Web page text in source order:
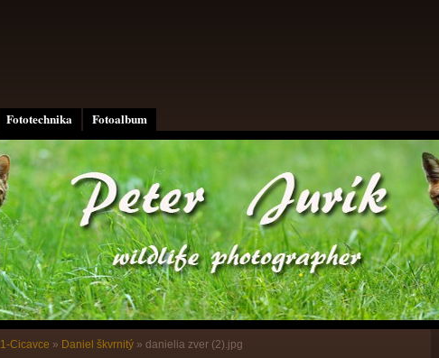
Fototechnika Fotoalbum
1-Cicavce » Daniel škvrnitý » danielia zver (2).jpg